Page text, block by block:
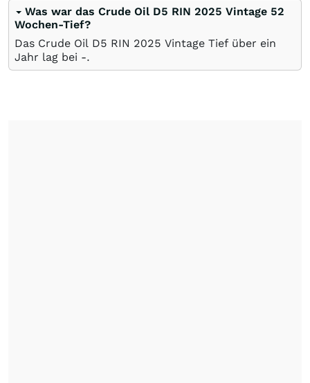
Was war das Crude Oil D5 RIN 2025 Vintage 52
Wochen-Tief?
Das Crude Oil D5 RIN 2025 Vintage Tief über ein
Jahr lag bei -.